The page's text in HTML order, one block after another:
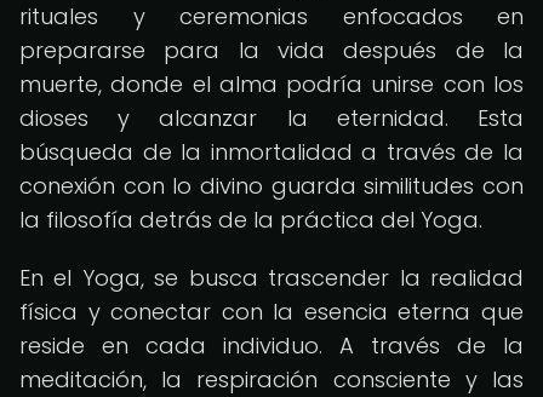
rituales y ceremonias enfocados en
prepararse para la vida después de la
muerte, donde el alma podría unirse con los
dioses y alcanzar la eternidad. Esta
búsqueda de la inmortalidad a través de la
conexión con lo divino guarda similitudes con
la filosofía detrás de la práctica del Yoga.
En el Yoga, se busca trascender la realidad
física y conectar con la esencia eterna que
reside en cada individuo. A través de la
meditación, la respiración consciente y las